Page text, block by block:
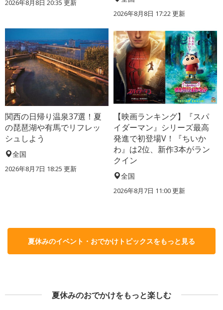
2026年8月8日 20:35 更新
2026年8月8日 17:22更新
関西の日帰り温泉37選！夏
の琵琶湖や有馬でリフレッ
シュしよう
全国
2026年8月7日 18:25 更新
【映画ランキング】『スパ
イダーマン』シリーズ最高
発進で初登場V！『ちいか
わ』は2位、新作3本がラン
クイン
全国
2026年8月7日 11:00更新
夏休みのイベント・おでかけトピックスをもっと見る
夏休みのおでかけをもっと楽しむ